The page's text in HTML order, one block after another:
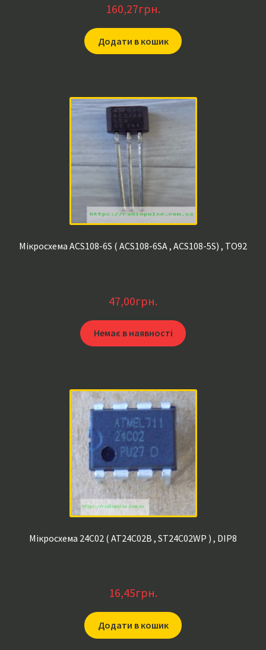
160,27грн.
Додати в кошик
Мікросхема ACS108-6S ( ACS108-6SA , ACS108-5S) , TO92
47,00грн.
Немає в наявності
Мікросхема 24C02 ( AT24C02B , ST24C02WP ) , DIP8
16,45грн.
Додати в кошик